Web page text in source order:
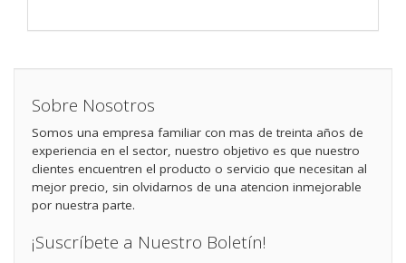
Sobre Nosotros
Somos una empresa familiar con mas de treinta años de
experiencia en el sector, nuestro objetivo es que nuestro
clientes encuentren el producto o servicio que necesitan al
mejor precio, sin olvidarnos de una atencion inmejorable
por nuestra parte.
¡Suscríbete a Nuestro Boletín!